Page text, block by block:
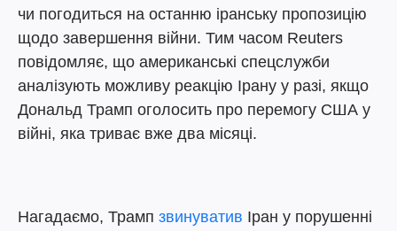
чи погодиться на останню іранську пропозицію
щодо завершення війни. Тим часом Reuters
повідомляє, що американські спецслужби
аналізують можливу реакцію Ірану у разі, якщо
Дональд Трамп оголосить про перемогу США у
війні, яка триває вже два місяці.
Нагадаємо, Трамп звинуватив Іран у порушенні